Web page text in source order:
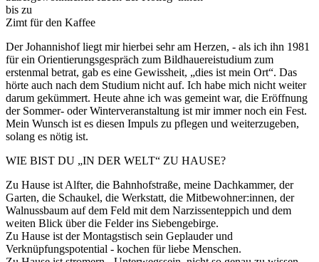
bis zu
Zimt für den Kaffee
Der Johannishof liegt mir hierbei sehr am Herzen, - als ich ihn 1981
für ein Orientierungsgespräch zum Bildhauereistudium zum
erstenmal betrat, gab es eine Gewissheit, „dies ist mein Ort“. Das
hörte auch nach dem Studium nicht auf. Ich habe mich nicht weiter
darum gekümmert. Heute ahne ich was gemeint war, die Eröffnung
der Sommer- oder Winterveranstaltung ist mir immer noch ein Fest.
Mein Wunsch ist es diesen Impuls zu pflegen und weiterzugeben,
solang es nötig ist.
WIE BIST DU „IN DER WELT“ ZU HAUSE?
Zu Hause ist Alfter, die Bahnhofstraße, meine Dachkammer, der
Garten, die Schaukel, die Werkstatt, die Mitbewohner:innen, der
Walnussbaum auf dem Feld mit dem Narzissenteppich und dem
weiten Blick über die Felder ins Siebengebirge.
Zu Hause ist der Montagstisch sein Geplauder und
Verknüpfungspotential - kochen für liebe Menschen.